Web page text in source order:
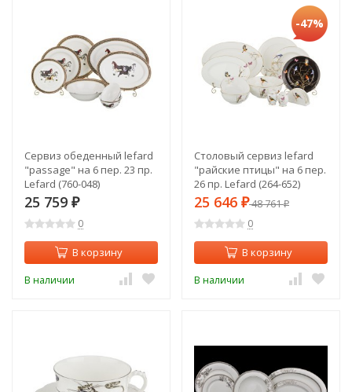
Сервиз обеденный lefard
"passage" на 6 пер. 23 пр.
Lefard (760-048)
25 759 ₽
0
В корзину
В наличии
-47%
Столовый сервиз lefard
"райские птицы" на 6 пер.
26 пр. Lefard (264-652)
25 646 ₽48 761₽
0
В корзину
В наличии